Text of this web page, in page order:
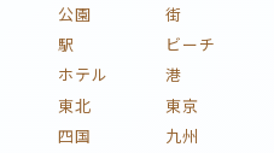
公園
街
駅
ビーチ
ホテル
港
東北
東京
四国
九州